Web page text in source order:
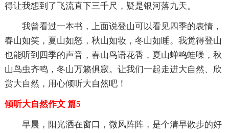
得让我想到了飞流直下三千尺，疑是银河落九天。
我曾看过一本书，上面说登山可以看见四季的表情，
春山如笑，夏山如怒，秋山如妆，冬山如睡。我觉得登山
也能听到四季的声音，春山鸟语花香，夏山蝉鸣蛙噪，秋
山鸟虫齐鸣，冬山万籁俱寂。让我们一起走进大自然、欣
赏大自然，用心倾听大自然吧！
倾听大自然作文 篇5
早晨，阳光洒在窗口，微风阵阵，是个清早散步的好